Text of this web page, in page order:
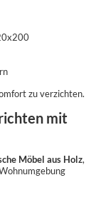
zu verzichten.
mit
Möbel aus Holz,